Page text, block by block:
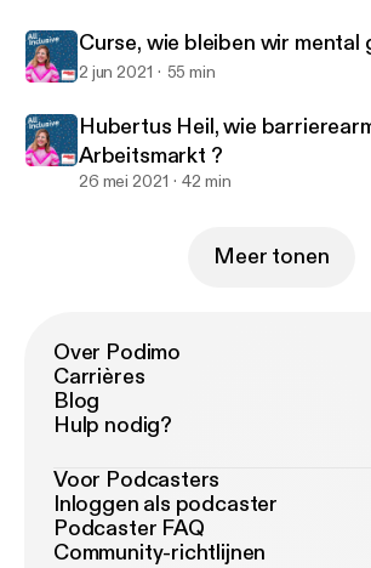
Curse, wie bleiben wir mental
2 jun 2021 55 min
Hubertus Heil, wie
Arbeitsmarkt ?
26 mei 2021 42 min
Meer tonen
Over Podimo
Carrières
Blog
Hulp nodig?
Voor Podcasters
Inloggen als podcaster
Podcaster FAQ
Community-richtlijnen